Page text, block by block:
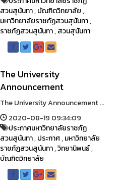
สวนสุนันทา,บัณฑิตวิทยาลัย,
มหาวิทยาลัยราชภัฏสวนสุนันทา,
ราชภัฏสวนสุนันทา,สวนสุนันทา
The University
Announcement
The University Announcement ...
2020-08-19 09:34:09
ประกาศมหาวิทยาลัยราชภัฏ
สวนสุนันทา,ประกาศ,มหาวิทยาลัย
ราชภัฏสวนสุนันทา,วิทยานิพนธ์,
บัณฑิตวิทยาลัย